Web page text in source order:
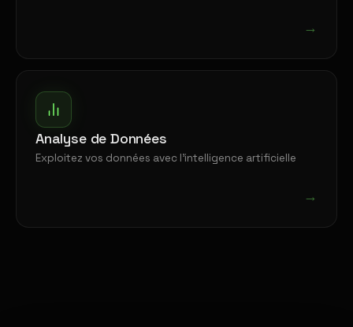
→
Analyse de Données
Exploitez vos données avec l'intelligence artificielle
→